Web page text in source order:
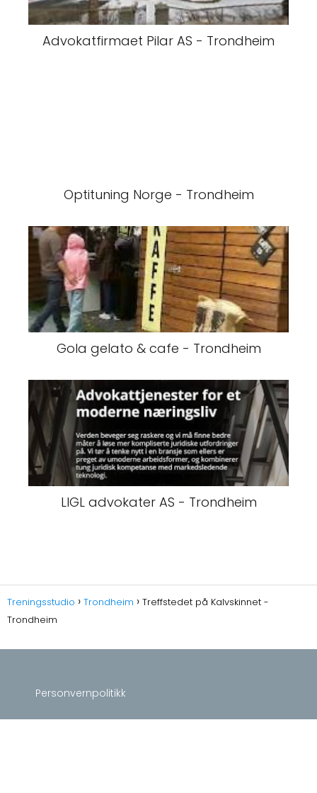
Advokatfirmaet Pilar AS - Trondheim
Optituning Norge - Trondheim
Gola gelato & cafe - Trondheim
LIGL advokater AS - Trondheim
Treningsstudio Trondheim
Treffstedet på Kalvskinnet -
Trondheim
Personvernpolitikk